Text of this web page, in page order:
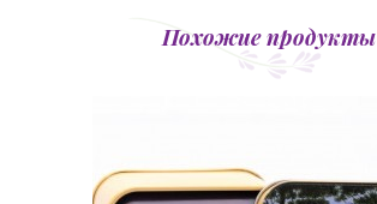
Похожие продукты